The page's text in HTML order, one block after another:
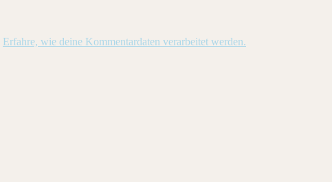
Erfahre, wie deine Kommentardaten verarbeitet werden.